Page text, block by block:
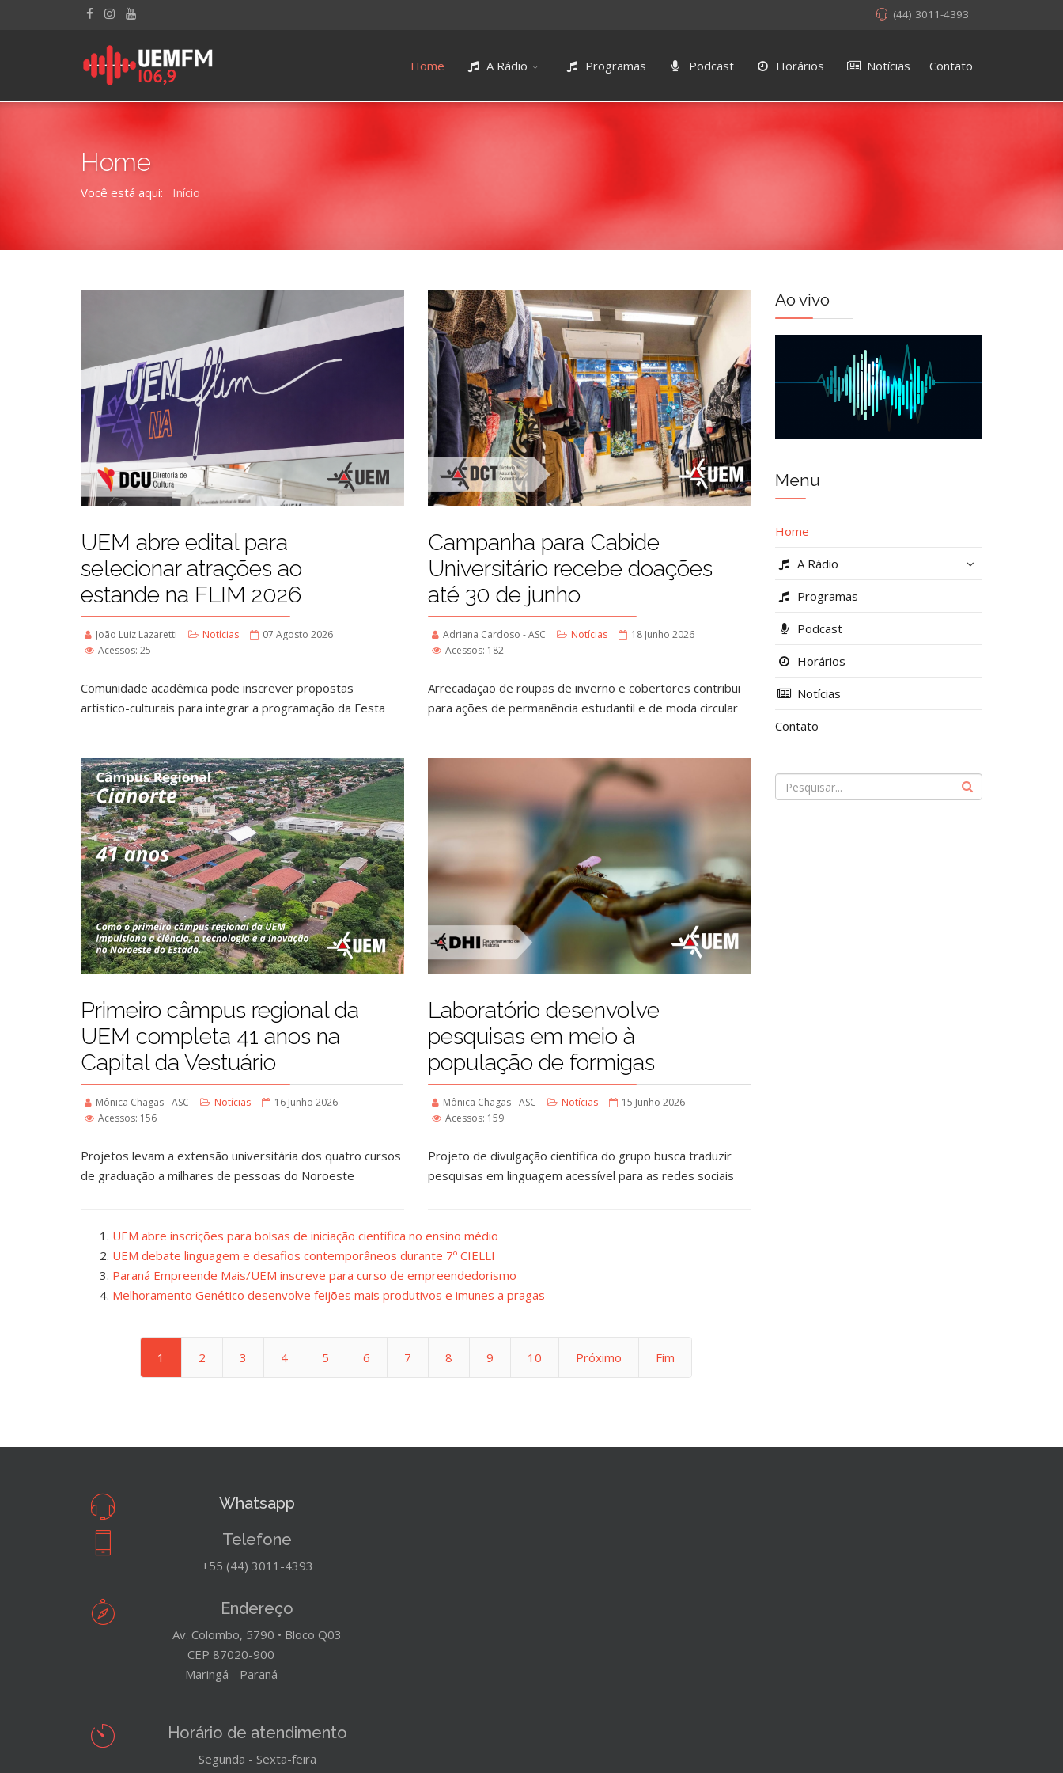
(44) 3011-4393
Home A Rádio Programas Podcast Horários Notícias Contato
Home
Você está aqui: Início
UEM abre edital para
selecionar atrações ao
estande na FLIM 2026
João Luiz Lazaretti Notícias
07 Agosto 2026
Acessos: 25
Comunidade acadêmica pode inscrever propostas
artístico-culturais para integrar a programação da Festa
Campanha para Cabide
Universitário recebe doações
até 30 de junho
Adriana Cardoso - ASC Notícias
18 Junho 2026
Acessos: 182
Arrecadação de roupas de inverno e cobertores contribui
para ações de permanência estudantil e de moda circular
Primeiro câmpus regional da
UEM completa 41 anos na
Capital da Vestuário
Mônica Chagas - ASC Notícias
16 Junho 2026
Acessos: 156
Projetos levam a extensão universitária dos quatro cursos
de graduação a milhares de pessoas do Noroeste
Laboratório desenvolve
pesquisas em meio à
população de formigas
Mônica Chagas - ASC Notícias
15 Junho 2026
Acessos: 159
Projeto de divulgação científica do grupo busca traduzir
pesquisas em linguagem acessível para as redes sociais
UEM abre inscrições para bolsas de iniciação científica no ensino médio
UEM debate linguagem e desafios contemporâneos durante 7º CIELLI
Paraná Empreende Mais/UEM inscreve para curso de empreendedorismo
Melhoramento Genético desenvolve feijões mais produtivos e imunes a pragas
1 2 3 4 5 6 7 8 9 10 Próximo Fim
Ao vivo
Menu
Home
A Rádio
Programas
Podcast
Horários
Notícias
Contato
Whatsapp
Telefone
+55 (44) 3011-4393
Endereço
Av. Colombo, 5790 • Bloco Q03
CEP 87020-900
Maringá - Paraná
Horário de atendimento
Segunda - Sexta-feira